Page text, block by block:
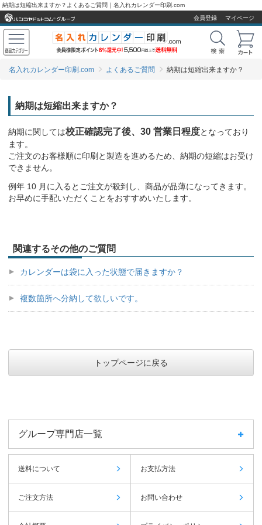
納期は短縮出来ますか？よくあるご質問｜名入れカレンダー印刷.com
会員登録
マイページ
名入れカレンダー印刷.com よくあるご質問 納期は短縮出来ますか？
納期は短縮出来ますか？
納期に関しては校正確認完了後、30 営業日程度となっており
ます。
ご注文のお客様順に印刷と製造を進めるため、納期の短縮はお受け
できません。
例年 10 月に入るとご注文が殺到し、商品が品薄になってきます。
お早めに手配いただくことをおすすめいたします。
関連するその他のご質問
カレンダーは袋に入った状態で届きますか？
複数箇所へ分納して欲しいです。
トップページに戻る
グループ専門店一覧
送料について お支払方法
ご注文方法 お問い合わせ